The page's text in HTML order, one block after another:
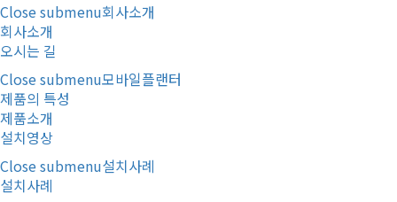
Close submenu회사소개
회사소개
오시는 길
Close submenu모바일플랜터
제품의 특성
제품소개
설치영상
Close submenu설치사례
설치사례